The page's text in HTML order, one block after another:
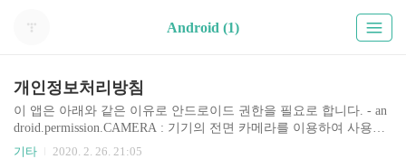
Android (1)
개인정보처리방침
이 앱은 아래와 같은 이유로 안드로이드 권한을 필요로 합니다. - an
droid.permission.CAMERA : 기기의 전면 카메라를 이용하여 사용자
의 얼굴을 인식하기 위함.
기타 2020. 2. 26. 21:05